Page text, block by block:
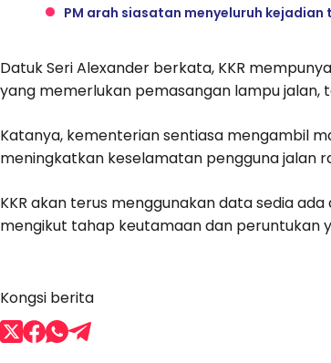
PM arah siasatan menyeluruh
Datuk Seri Alexander berkata, KKR
yang memerlukan pemasangan lampu jalan,
Katanya, kementerian sentiasa mengambil
meningkatkan keselamatan pengguna jalan
KKR akan terus menggunakan data sedia
mengikut tahap keutamaan dan peruntukan
Kongsi berita